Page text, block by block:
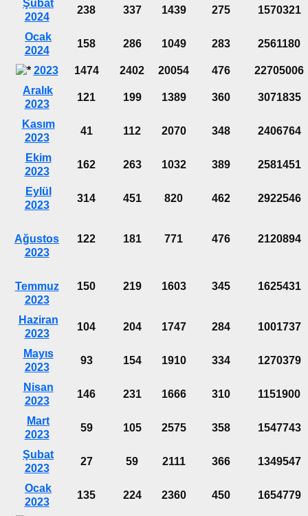
Şubat
2024
238 337 1439 275 1570321
Ocak
2024
158 286 1049 283 2561180
2023 1474 2402 20054 476
22705006
Aralık
2023
121 199 1389 360 3071835
Kasım
2023
41 112 2070 348 2406764
Ekim
2023
162 263 1032 389 2581451
Eylül
2023
314 451 820 462 2922546
Ağustos
2023
122 181 771 476 2120894
Temmuz
2023
150 219 1603 345 1625431
Haziran
2023
104 204 1747 284 1001737
Mayıs
2023
93 154 1910 334 1270379
Nisan
2023
146 231 1666 310 1151900
Mart
2023
59 105 2575 358 1547743
Şubat
2023
27 59 2111 366 1349547
Ocak
2023
135 224 2360 450 1654779